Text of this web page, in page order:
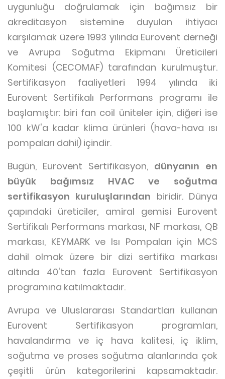
uygunluğu doğrulamak için bağımsız bir
akreditasyon sistemine duyulan ihtiyacı
karşılamak üzere 1993 yılında Eurovent derneği
ve Avrupa Soğutma Ekipmanı Üreticileri
Komitesi (CECOMAF) tarafından kurulmuştur.
Sertifikasyon faaliyetleri 1994 yılında iki
Eurovent Sertifikalı Performans programı ile
başlamıştır: biri fan coil üniteler için, diğeri ise
100 kW'a kadar klima ürünleri (hava-hava ısı
pompaları dahil) içindir.
Bugün, Eurovent Sertifikasyon, dünyanın en
büyük bağımsız HVAC ve soğutma
sertifikasyon kuruluşlarından biridir. Dünya
çapındaki üreticiler, amiral gemisi Eurovent
Sertifikalı Performans markası, NF markası, QB
markası, KEYMARK ve Isı Pompaları için MCS
dahil olmak üzere bir dizi sertifika markası
altında 40'tan fazla Eurovent Sertifikasyon
programına katılmaktadır.
Avrupa ve Uluslararası Standartları kullanan
Eurovent Sertifikasyon programları,
havalandırma ve iç hava kalitesi, iç iklim,
soğutma ve proses soğutma alanlarında çok
çeşitli ürün kategorilerini kapsamaktadır.